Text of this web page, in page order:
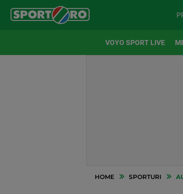
VOYO SPORT LIVE
HOME SPORTURI